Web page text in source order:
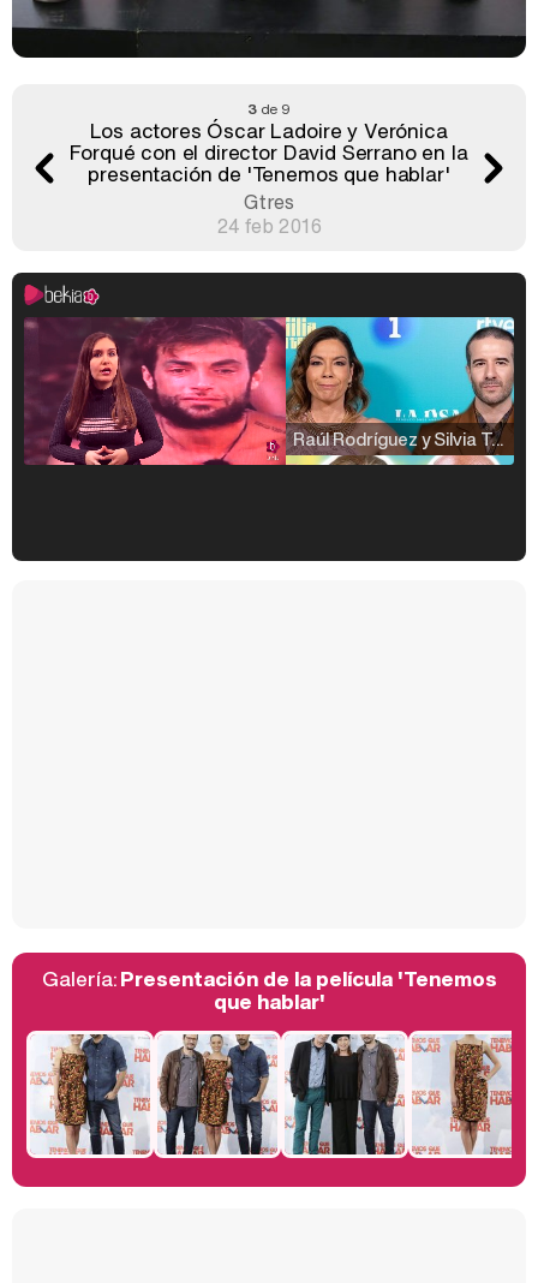
3de 9
Los actores Óscar Ladoire y Verónica
Forqué con el director David Serrano en la
presentación de 'Tenemos que hablar'
Gtres
24 feb 2016
Raúl Rodríguez y Silvia Taulés nos cuentan su papel en 'La familia de la tele'
Belén Esteban: "Estoy emocionada, muy contenta y muy feliz por llegar a RTVE"
Manu Baqueiro: "Tuve como referente a Bruce Willis en 'Luz de Luna' para mi trabajo en la serie 'Perdiendo el juicio'"
Galería:Presentación de la película 'Tenemos
que hablar'